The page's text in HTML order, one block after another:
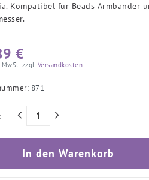
Kompatibel für Beads Armbänder
€
zzgl.Versandkosten
871
In den Warenkorb